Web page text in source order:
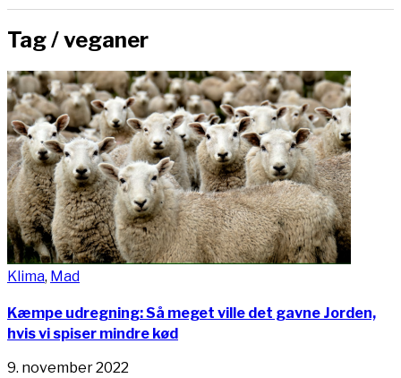
Tag /veganer
Klima, Mad
Kæmpe udregning: Så meget ville det gavne Jorden,
hvis vi spiser mindre kød
9. november 2022